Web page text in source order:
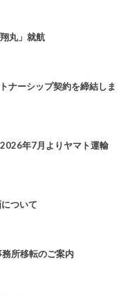
丸」就航
ナーシップ契約を締結しま
年7月よりヤマト運輸
ついて
所移転のご案内